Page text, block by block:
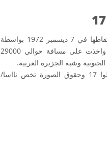
الصورة توضح القرص الكامل لكوكب الأرض وتم التقاطها في 7 ديسمبر 1972 بواسطة
طاقم مركبة الفضاء أبوللو 17 وهو في طريقه إلى القمر واخذت على مسافة حوالي 29000
الصورة من ارشيف مشروع المهمة الفضائية ابوللوا 17 وحقوق الصورة تخص نااسا/